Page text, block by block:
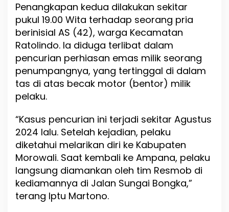
Penangkapan kedua dilakukan sekitar
pukul 19.00 Wita terhadap seorang pria
berinisial AS (42), warga Kecamatan
Ratolindo. Ia diduga terlibat dalam
pencurian perhiasan emas milik seorang
penumpangnya, yang tertinggal di dalam
tas di atas becak motor (bentor) milik
pelaku.
“Kasus pencurian ini terjadi sekitar Agustus
2024 lalu. Setelah kejadian, pelaku
diketahui melarikan diri ke Kabupaten
Morowali. Saat kembali ke Ampana, pelaku
langsung diamankan oleh tim Resmob di
kediamannya di Jalan Sungai Bongka,”
terang Iptu Martono.